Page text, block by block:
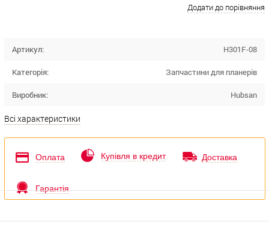
Додати до порівняння
Артикул: H301F-08
Категорія: Запчастини для планерів
Виробник: Hubsan
Всі характеристики
Оплата Купівля в кредит Доставка
Гарантія